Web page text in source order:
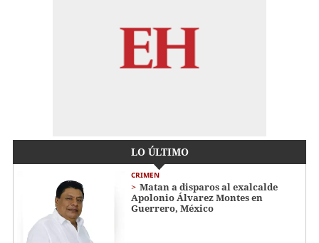
LO ÚLTIMO
CRIMEN
Matan a disparos al exalcalde
Apolonio Álvarez Montes en
Guerrero, México